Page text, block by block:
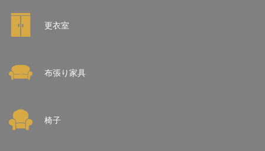
更衣室
布張り家具
椅子